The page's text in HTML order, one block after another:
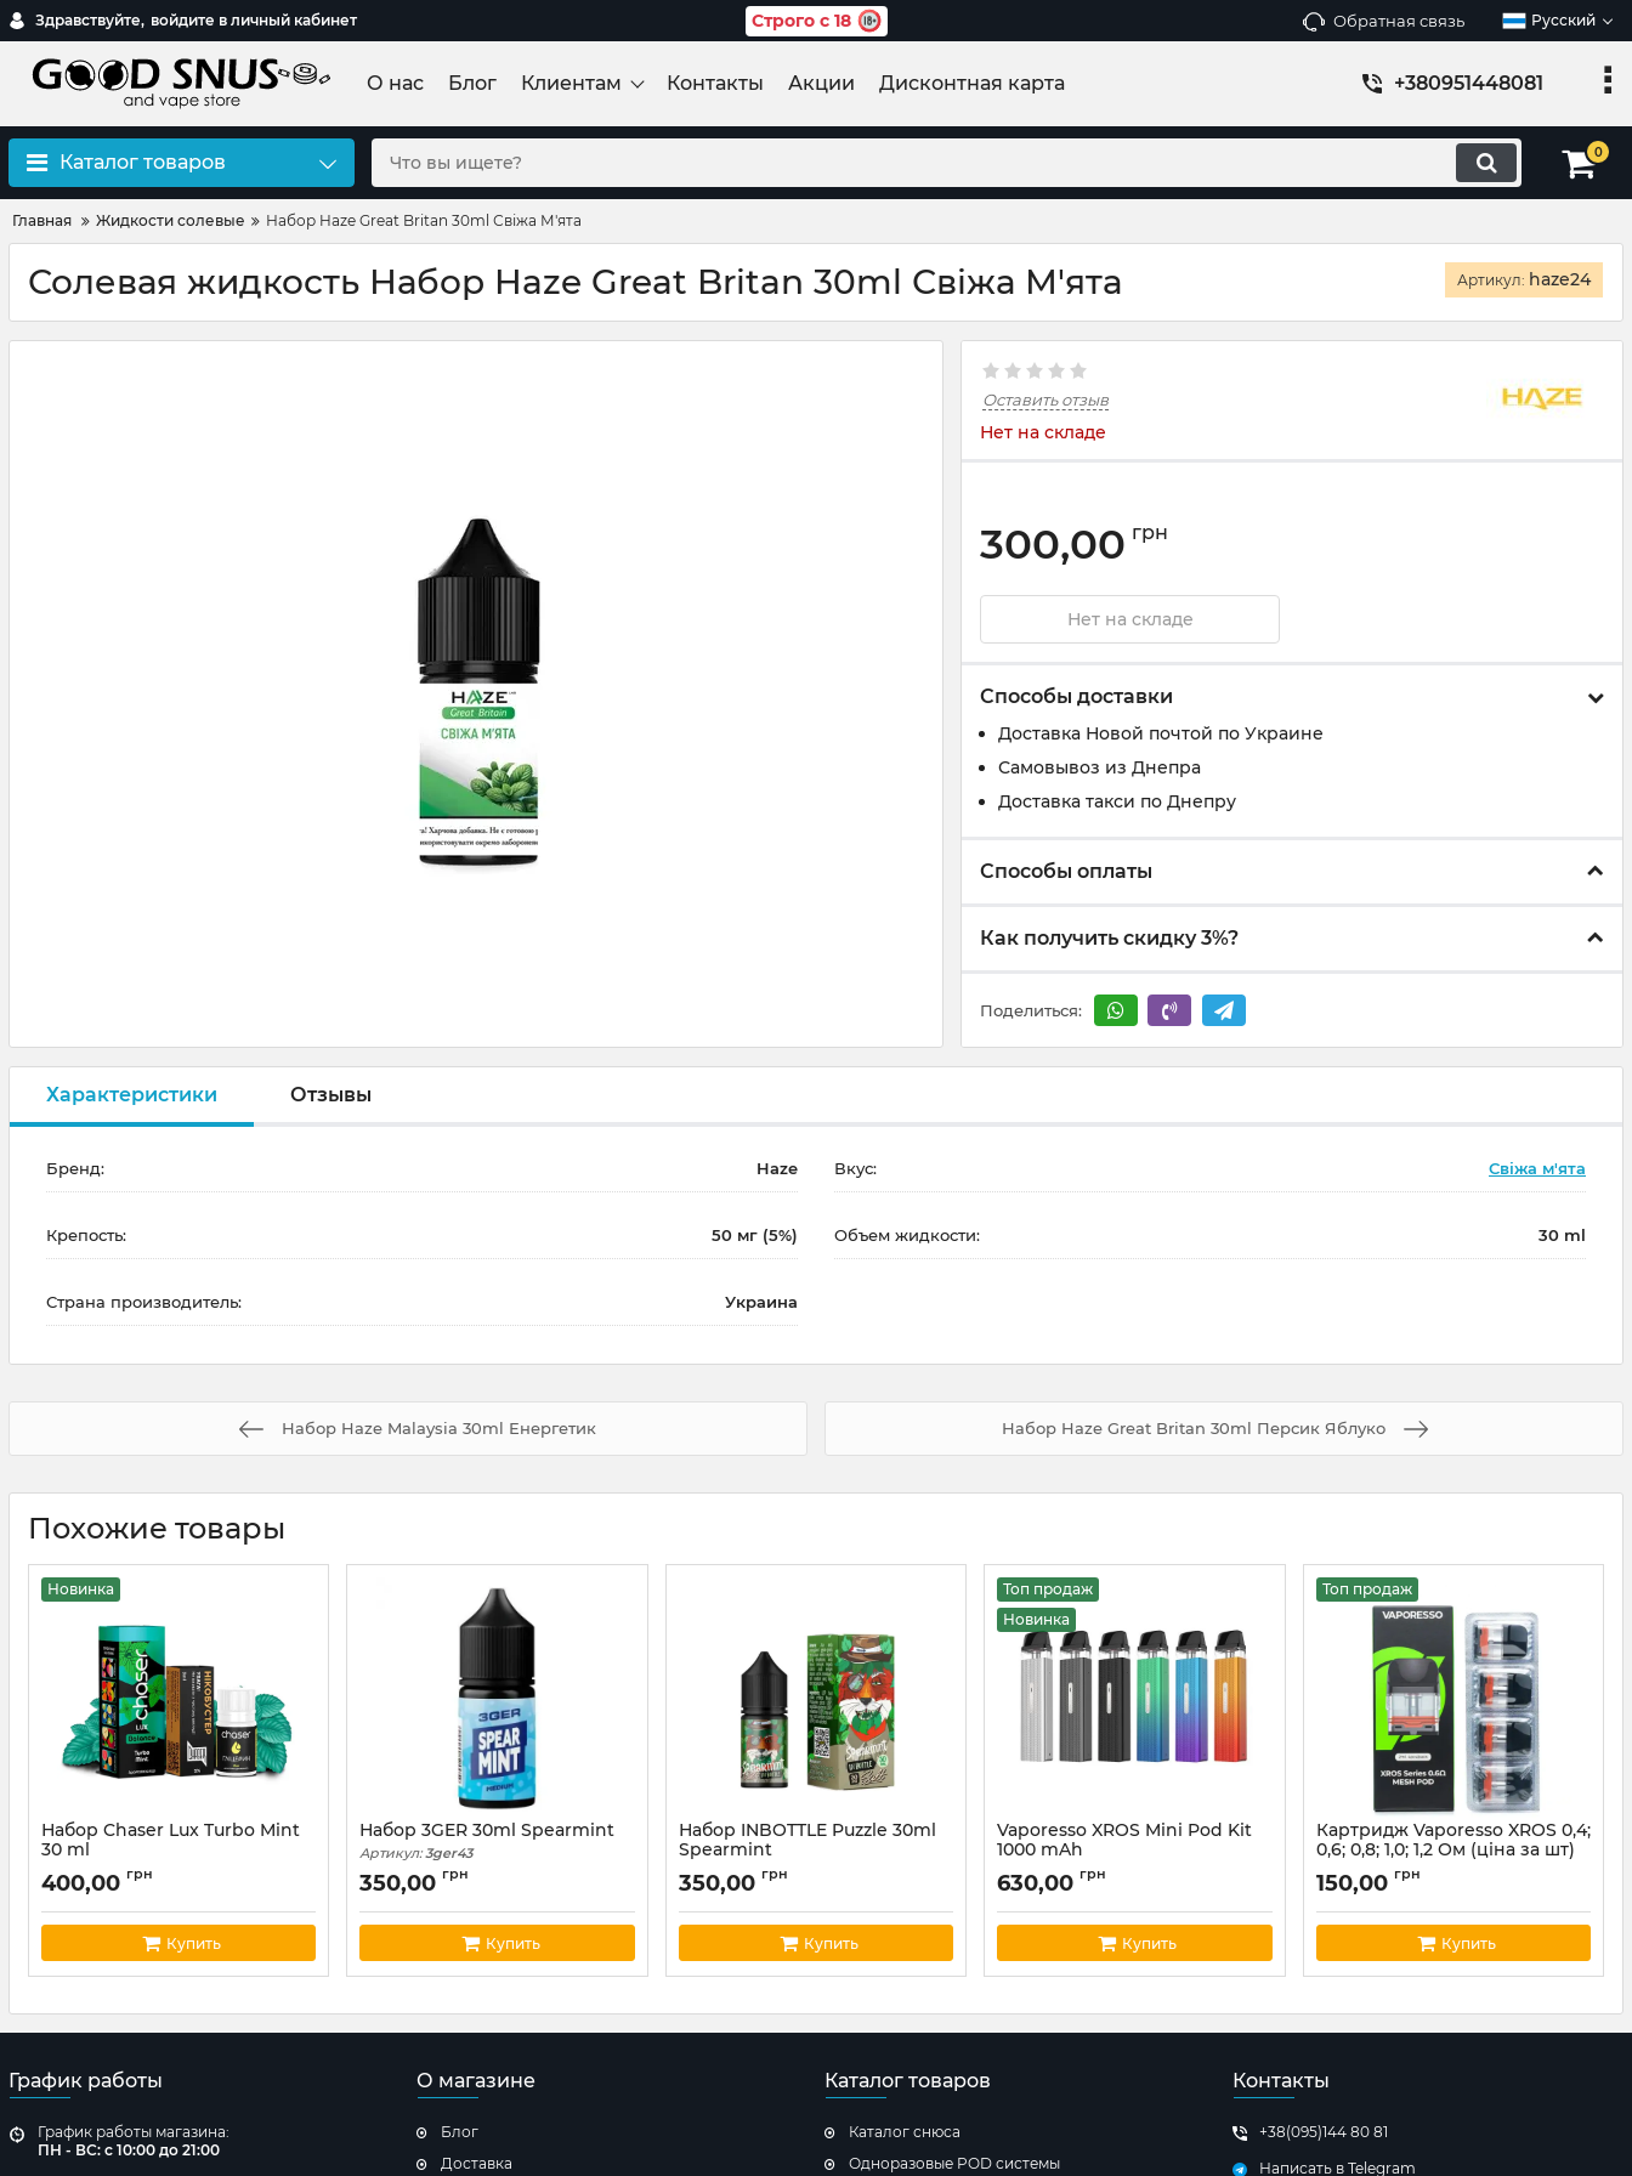
Здравствуйте, войдите в личный кабинет Строго с 18 Обратная связь Русский
О нас Блог Клиентам Контакты Акции Дисконтная карта +380951448081
Каталог товаров 0
Главная Жидкости солевые Набор Haze Great Britan 30ml Свіжа М'ята
Солевая жидкость Набор Haze Great Britan 30ml Свіжа М'ята Артикул: haze24
Оставить отзыв
Нет на складе
300,00 грн
Нет на складе
Способы доставки
Доставка Новой почтой по Украине
Самовывоз из Днепра
Доставка такси по Днепру
Способы оплаты
Как получить скидку 3%?
Поделиться:
Характеристики Отзывы
Бренд: Haze Вкус: Свіжа м'ята
Крепость: 50 мг (5%) Объем жидкости: 30 ml
Страна производитель: Украина
Набор Haze Malaysia 30ml Енергетик Набор Haze Great Britan 30ml Персик Яблуко
Похожие товары
Новинка
Набор Chaser Lux Turbo Mint
30 ml
Артикул: chaser176
400,00 грн
Купить
Набор 3GER 30ml Spearmint
Артикул:3ger43
350,00 грн
Купить
Набор INBOTTLE Puzzle 30ml
Spearmint
Артикул:INBOTTLE15
350,00 грн
Купить
Топ продаж
Новинка
Vaporesso XROS Mini Pod Kit
1000 mAh
Артикул:vapor03
630,00 грн
Купить
Топ продаж
Картридж Vaporesso XROS 0,4;
0,6; 0,8; 1,0; 1,2 Ом (ціна за шт)
Артикул:vapor02
150,00 грн
Купить
График работы
График работы магазина:
ПН - ВС: с 10:00 до 21:00
О магазине
Блог
Доставка
Каталог товаров
Каталог снюса
Одноразовые POD системы
Контакты
+38(095)144 80 81
Написать в Telegram